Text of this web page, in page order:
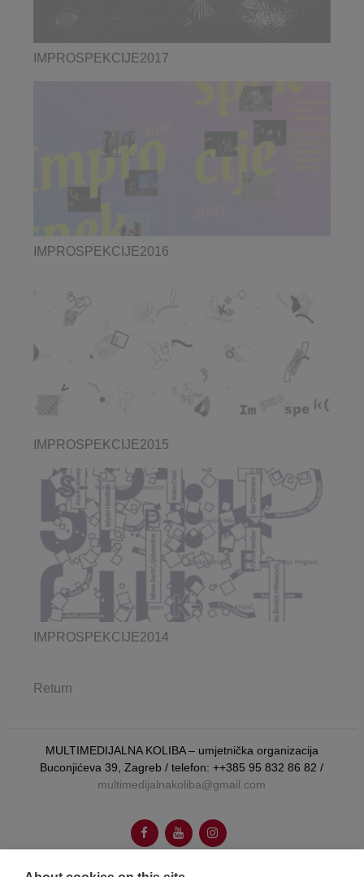
IMPROSPEKCIJE2017
IMPROSPEKCIJE2016
IMPROSPEKCIJE2015
IMPROSPEKCIJE2014
Return
MULTIMEDIJALNA KOLIBA – umjetnička organizacija
Buconjićeva 39, Zagreb / telefon: ++385 95 832 86 82 /
multimedijalnakoliba@gmail.com